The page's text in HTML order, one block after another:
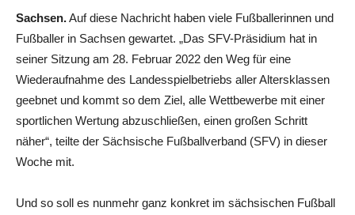
Sachsen.Auf diese Nachricht haben viele Fußballerinnen und
Fußballer in Sachsen gewartet. „Das SFV-Präsidium hat in
seiner Sitzung am 28. Februar 2022 den Weg für eine
Wiederaufnahme des Landesspielbetriebs aller Altersklassen
geebnet und kommt so dem Ziel, alle Wettbewerbe mit einer
sportlichen Wertung abzuschließen, einen großen Schritt
näher“, teilte der Sächsische Fußballverband (SFV) in dieser
Woche mit.
Und so soll es nunmehr ganz konkret im sächsischen Fußball